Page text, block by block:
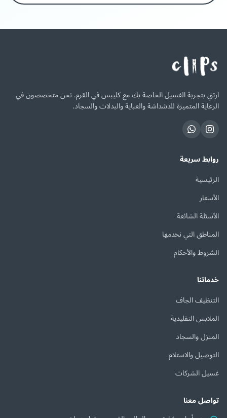
ارتقِ بتجربة الغسيل الخاصة بك مع كليبس في القرم. نحن متخصصون في
الرعاية المتميزة للدشداشة والعباية والبدلات والسجاد.
روابط سريعة
الرئيسية
الأسعار
الأسئلة الشائعة
المناطق التي نخدمها
الشروط والأحكام
خدماتنا
التنظيف الجاف
الملابس التقليدية
المنزل والسجاد
التوصيل والاستلام
غسيل الشركات
تواصل معنا